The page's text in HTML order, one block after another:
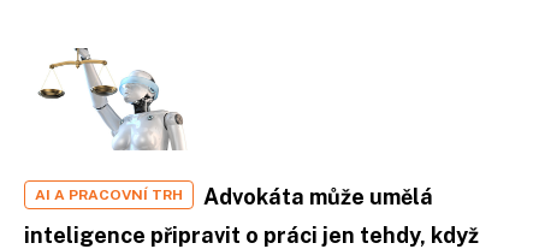
AI A PRACOVNÍ TRH
Advokáta může umělá
inteligence připravit o práci jen tehdy, když